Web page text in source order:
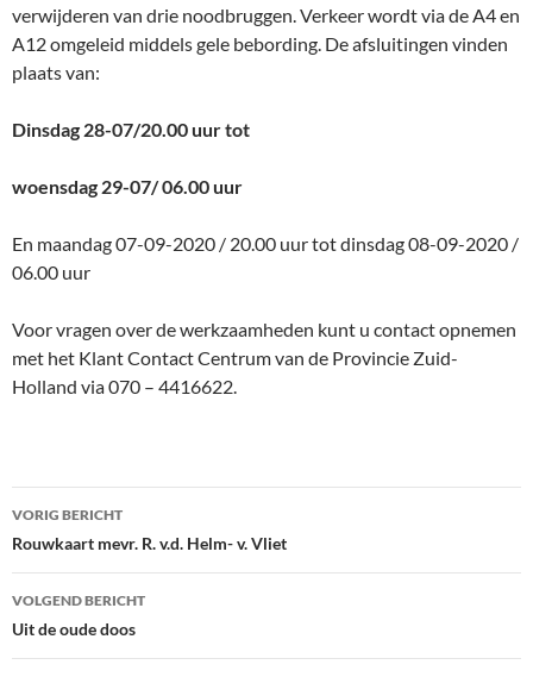
verwijderen van drie noodbruggen. Verkeer wordt via de A4 en
A12 omgeleid middels gele bebording. De afsluitingen vinden
plaats van:
Dinsdag 28-07/20.00 uur tot
woensdag 29-07/ 06.00 uur
En maandag 07-09-2020 / 20.00 uur tot dinsdag 08-09-2020 /
06.00 uur
Voor vragen over de werkzaamheden kunt u contact opnemen
met het Klant Contact Centrum van de Provincie Zuid-
Holland via 070 – 4416622.
Bericht
navigatie
VORIG BERICHT
Rouwkaart mevr. R. v.d. Helm- v. Vliet
VOLGEND BERICHT
Uit de oude doos